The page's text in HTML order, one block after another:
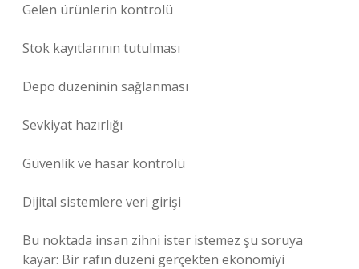
Gelen ürünlerin kontrolü
Stok kayıtlarının tutulması
Depo düzeninin sağlanması
Sevkiyat hazırlığı
Güvenlik ve hasar kontrolü
Dijital sistemlere veri girişi
Bu noktada insan zihni ister istemez şu soruya
kayar: Bir rafın düzeni gerçekten ekonomiyi